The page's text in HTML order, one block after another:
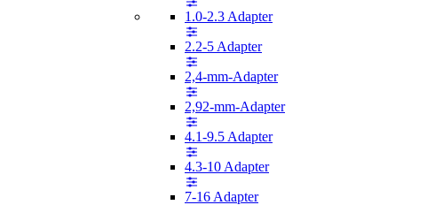
1.0-2.3 Adapter
2.2-5 Adapter
2,4-mm-Adapter
2,92-mm-Adapter
4.1-9.5 Adapter
4.3-10 Adapter
7-16 Adapter